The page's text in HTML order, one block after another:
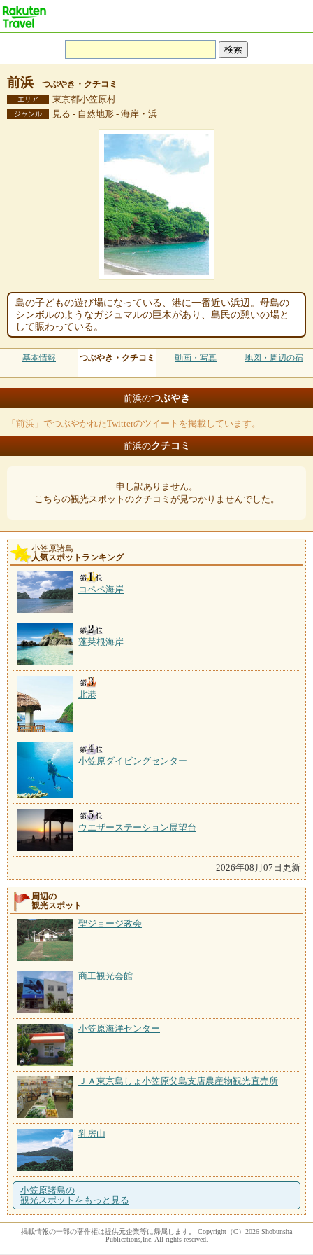
前浜 つぶやき・クチコミ
エリア 東京都小笠原村
ジャンル 見る - 自然地形 - 海岸・浜
島の子どもの遊び場になっている、港に一番近い浜辺。母島の
シンボルのようなガジュマルの巨木があり、島民の憩いの場と
して賑わっている。
基本情報 つぶやき・クチコミ 動画・写真 地図・周辺の宿
前浜のつぶやき
「前浜」でつぶやかれたTwitterのツイートを掲載しています。
前浜のクチコミ
申し訳ありません。
こちらの観光スポットのクチコミが見つかりませんでした。
小笠原諸島
人気スポットランキング
コペペ海岸
蓬莱根海岸
北港
小笠原ダイビングセンター
ウエザーステーション展望台
2026年08月07日更新
周辺の
観光スポット
聖ジョージ教会
商工観光会館
小笠原海洋センター
ＪＡ東京島しょ小笠原父島支店農産物観光直売所
乳房山
小笠原諸島の
観光スポットをもっと見る
掲載情報の一部の著作権は提供元企業等に帰属します。 Copyright（C）2026 Shobunsha
Publications,Inc. All rights reserved.